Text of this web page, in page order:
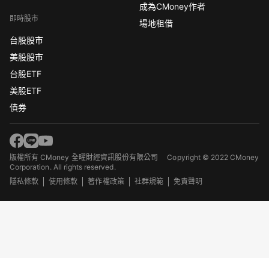
即時股市
台股股市
美股股市
台股ETF
美股ETF
債券
成為CMoney作者
場地租借
版權所有 CMoney 全曜財經資訊股份有限公司Copyright © 2022 CMoney
Corporation. All rights reserved.
隱私條款
使用條款 著作權政策 社群規範 免責聲明